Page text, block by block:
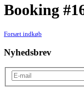
Booking
Forsæt indkøb
Nyhedsbrev